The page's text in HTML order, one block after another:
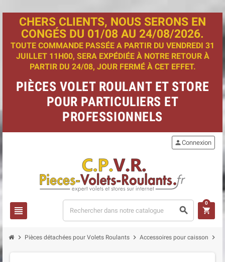
CHERS CLIENTS, NOUS SERONS EN
CONGÉS DU 01/08 AU 24/08/2026.
TOUTE COMMANDE PASSÉE A PARTIR DU VENDREDI 31
JUILLET 11H00, SERA EXPÉDIÉE À NOTRE RETOUR À
PARTIR DU 24/08, JOUR FERMÉ À CET EFFET.
PIÈCES VOLET ROULANT ET STORE
POUR PARTICULIERS ET
PROFESSIONNELS
view_headline search
personConnexion
shopping_cart
0
chevron_right Pièces détachées pour Volets Roulants chevron_right Accessoires pour caisson chevron_right